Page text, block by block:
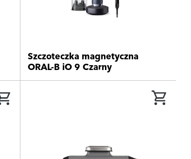
Szczoteczka magnetyczna
ORAL-B iO 9 Czarny